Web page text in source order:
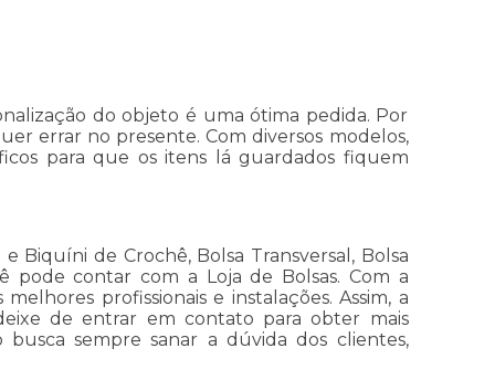
do objeto é uma ótima pedida. Por
errar no presente. Com diversos modelos,
para que os itens lá guardados fiquem
Biquíni de Crochê, Bolsa Transversal, Bolsa
pode contar com a Loja de Bolsas. Com a
profissionais e instalações. Assim, a
de entrar em contato para obter mais
sempre sanar a dúvida dos clientes,